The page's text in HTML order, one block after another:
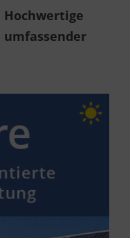
Hochwertige
umfassender